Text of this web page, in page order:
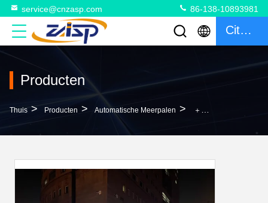
service@cnzasp.com 86-138-10893981
Citaat
Producten
Thuis > Producten > Automatische Meerpalen > ＋120C Oververhittingsbeveiliging En 800mm Hoogte: De Perfecte Combinatie Voor Hydraulische Beveiligingspalen